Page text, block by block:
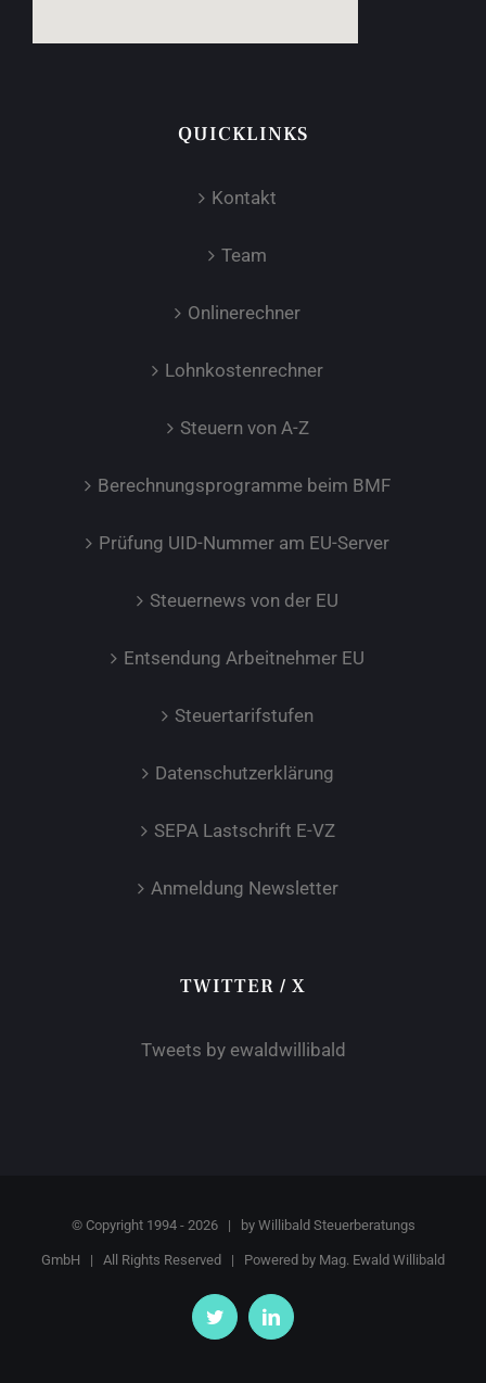
QUICKLINKS
Kontakt
Team
Onlinerechner
Lohnkostenrechner
Steuern von A-Z
Berechnungsprogramme beim BMF
Prüfung UID-Nummer am EU-Server
Steuernews von der EU
Entsendung Arbeitnehmer EU
Steuertarifstufen
Datenschutzerklärung
SEPA Lastschrift E-VZ
Anmeldung Newsletter
TWITTER / X
Tweets by ewaldwillibald
© Copyright 1994 - 2026 | by Willibald Steuerberatungs
GmbH | All Rights Reserved | Powered by Mag. Ewald Willibald
Twitter LinkedIn